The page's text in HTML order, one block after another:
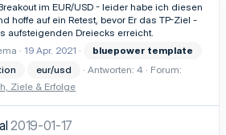
im EUR/USD - leider habe ich diesen
hoffe auf ein Retest, bevor Er das TP-Ziel -
aufsteigenden Dreiecks erreicht.
19 Apr. 2021 bluepower template
eur/usd Antworten: 4
Forum:
Ziele & Erfolge
2019-01-17